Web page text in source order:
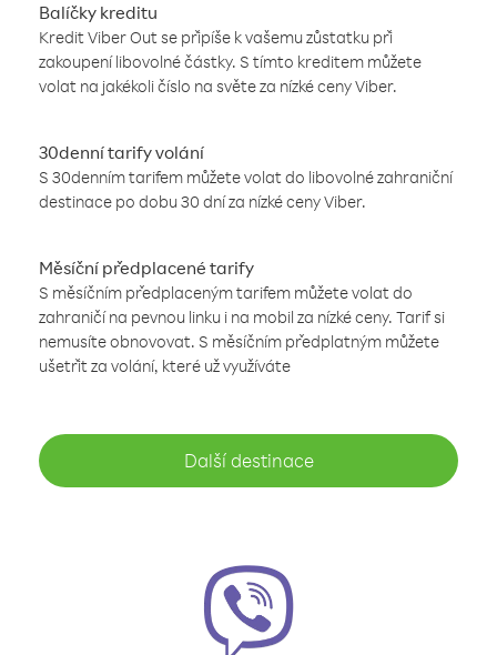
Balíčky kreditu
Kredit Viber Out se připíše k vašemu zůstatku při
zakoupení libovolné částky. S tímto kreditem můžete
volat na jakékoli číslo na světe za nízké ceny Viber.
30denní tarify volání
S 30denním tarifem můžete volat do libovolné zahraniční
destinace po dobu 30 dní za nízké ceny Viber.
Měsíční předplacené tarify
S měsíčním předplaceným tarifem můžete volat do
zahraničí na pevnou linku i na mobil za nízké ceny. Tarif si
nemusíte obnovovat. S měsíčním předplatným můžete
ušetřit za volání, které už využíváte
Další destinace